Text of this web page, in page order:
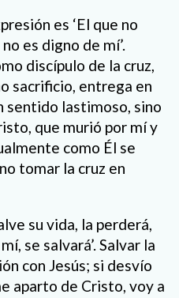
es ‘El que no
es digno de mí’.
discípulo de la cruz,
sacrificio, entrega en
sentido lastimoso, sino
que murió por mí y
como Él se
tomar la cruz en
su vida, la perderá,
se salvará’. Salvar la
con Jesús; si desvío
aparto de Cristo, voy a